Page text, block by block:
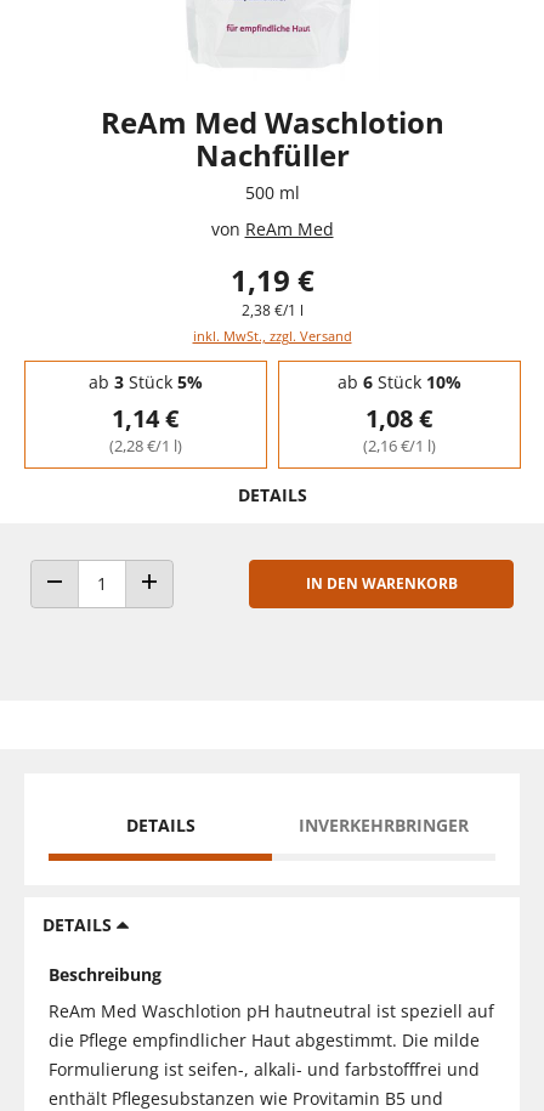
ReAm Med Waschlotion
Nachfüller
500 ml
von ReAm Med
1,19 €
2,38 €/1 l
inkl. MwSt., zzgl. Versand
Staffelpreise - Mengenrabatt
ab 3Stück 5%
1,14 €
(2,28 €/1 l)
ab 6Stück 10%
1,08 €
(2,16 €/1 l)
DETAILS
ANZAHL VERRINGERNANZAHL ERHÖHEN
IN DEN WARENKORB
DETAILS INVERKEHRBRINGER
DETAILS
Beschreibung
ReAm Med Waschlotion pH hautneutral ist speziell auf
die Pflege empfindlicher Haut abgestimmt. Die milde
Formulierung ist seifen-, alkali- und farbstofffrei und
enthält Pflegesubstanzen wie Provitamin B5 und